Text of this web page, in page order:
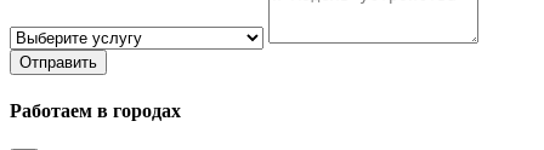
Отправить
Работаем в городах